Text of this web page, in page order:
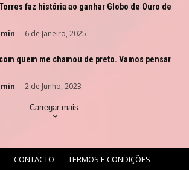
faz história ao ganhar Globo de Ouro de
- 6 de Janeiro, 2025
quem me chamou de preto. Vamos pensar
- 2 de Junho, 2023
Carregar mais
CONTACTO TERMOS E CONDIÇÕES